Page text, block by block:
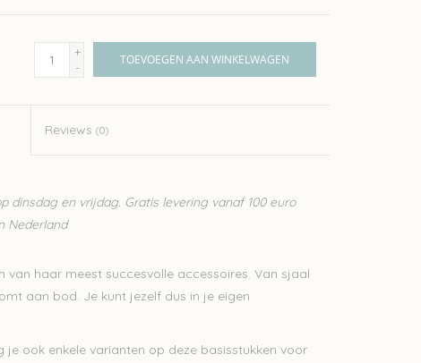
+
-
TOEVOEGEN AAN WINKELWAGEN
Reviews(0)
dinsdag en vrijdag. Gratis levering vanaf 100 euro
Nederland
van haar meest succesvolle accessoires. Van sjaal
aan bod. Je kunt jezelf dus in je eigen
ook enkele varianten op deze basisstukken voor